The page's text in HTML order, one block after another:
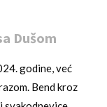
Dušom
godine, već
Bend kroz